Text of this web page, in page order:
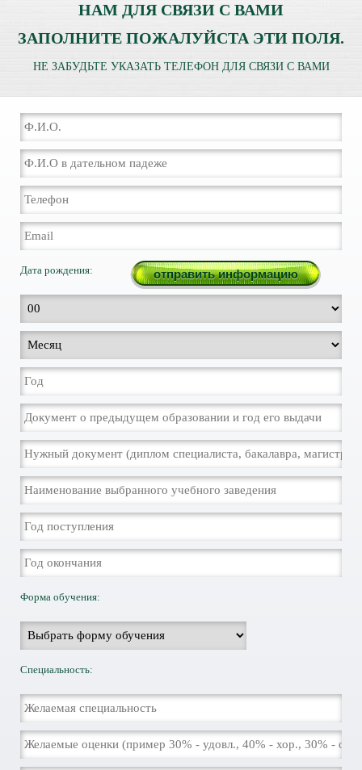
НАМ ДЛЯ СВЯЗИ С ВАМИ
ЗАПОЛНИТЕ ПОЖАЛУЙСТА ЭТИ ПОЛЯ.
НЕ ЗАБУДЬТЕ УКАЗАТЬ ТЕЛЕФОН ДЛЯ СВЯЗИ С ВАМИ
Дата рождения:
Форма обучения:
Специальность: